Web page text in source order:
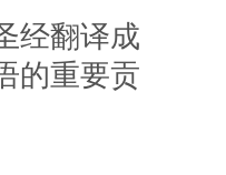
经翻译成
的重要贡